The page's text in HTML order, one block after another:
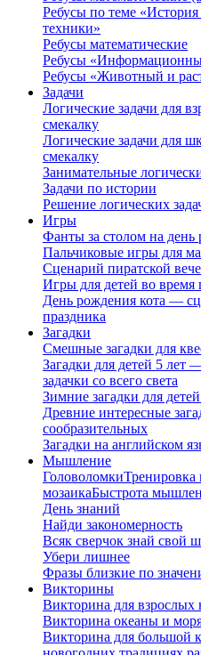
Ребусы по теме
техники»
Ребусы математические
Ребусы
Ребусы «Животный и
Задачи
Логические задачи для
смекалку
Логические задачи для
смекалку
Занимательные
Задачи по истории
Решение логических
Игры
Фанты за столом на день
Пальчиковые игры для
Сценарий пиратской
Игры для детей во время
День рождения кота —
праздника
Загадки
Смешные загадки для
Загадки для детей 5 лет
задачки со всего света
Зимние загадки для
Древние интересные
сообразительных
Загадки на английском
Мышление
ГоловоломкиТренировка
мозаикаБыстрота
День знаний
Найди закономерность
Всяк сверчок знай свой
Убери лишнее
Фразы близкие по
Викторины
Викторина для взрослых
Викторина океаны и
Викторина для большой